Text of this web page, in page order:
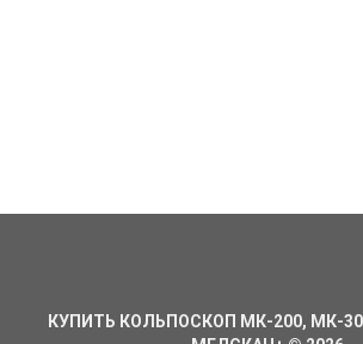
КУПИТЬ КОЛЬПОСКОП МК-200, МК-